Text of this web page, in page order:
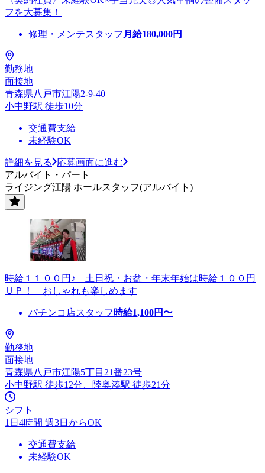
フを大募集！
修理・メンテスタッフ 月給180,000円
勤務地
面接地
青森県八戸市江陽2-9-40
小中野駅 徒歩10分
交通費支給
未経験OK
詳細を見る
応募画面に進む
アルバイト・パート
ライジング江陽 ホールスタッフ(アルバイト)
時給１１００円♪ 土日祝・お盆・年末年始は時給１００円
ＵＰ！ おしゃれも楽しめます
パチンコ店スタッフ 時給1,100円〜
勤務地
面接地
青森県八戸市江陽5丁目21番23号
小中野駅 徒歩12分、陸奥湊駅 徒歩21分
シフト
1日4時間 週3日からOK
交通費支給
未経験OK